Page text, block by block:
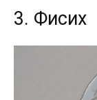
3. Фисих